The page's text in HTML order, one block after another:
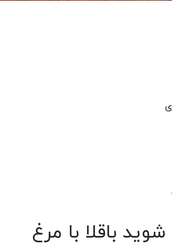
باقلا با مرغ